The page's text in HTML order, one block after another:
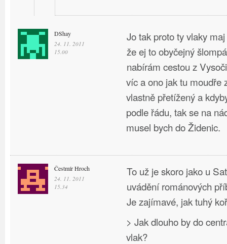
DShay
24. 11. 2011
15.00
Jo tak proto ty vlaky
že ej to obyčejný
nabírám cestou z
víc a ono jak tu moudře
vlastně přetížený a
podle řádu, tak se na
musel bych do Židenic.
Čestmír Hroch
24. 11. 2011
15.34
To už je skoro jako u
uvádění románových
Je zajímavé, jak tuhý
> Jak dlouho by do
vlak?